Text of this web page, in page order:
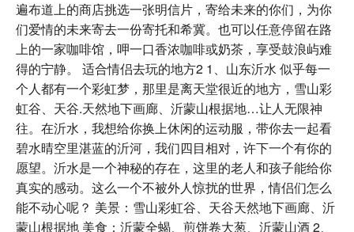
遍布道上的商店挑选一张明信片，寄给未来的你们，为你
们爱情的未来寄去一份寄托和希冀。也可以任意停留在路
上的一家咖啡馆，呷一口香浓咖啡或奶茶，享受鼓浪屿难
得的宁静。 适合情侣去玩的地方2 1、山东沂水 似乎每一
个人都有一个彩虹梦，那里是离天堂很近的地方，雪山彩
虹谷、天谷.天然地下画廊、沂蒙山根据地…让人无限神
往。在沂水，我想给你换上休闲的运动服，带你去一起看
碧水晴空里湛蓝的沂河，我们四目相对，许下一个有你的
愿望。沂水是一个神秘的存在，这里的老人和孩子能给你
真实的感动。这么一个不被外人惊扰的世界，情侣们怎么
能不动心呢？ 美景：雪山彩虹谷、天谷天然地下画廊、沂
蒙山根据地 美食：沂蒙全蝎、煎饼卷大葱、沂蒙山酒 2、